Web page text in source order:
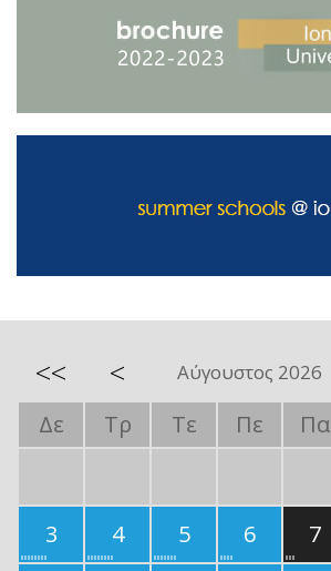
<< < Αύγουστος 2026
Δε Τρ Τε Πε Πα
3
4 5 6 7